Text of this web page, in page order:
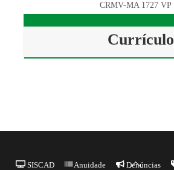
CRMV-MA 1727 VP
Currículo
Back
SISCAD Anuidade Denúncias